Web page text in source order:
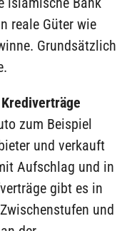
reale Güter wie
Grundsätzlich
zum Beispiel
und verkauft
Aufschlag und in
gibt es in
und